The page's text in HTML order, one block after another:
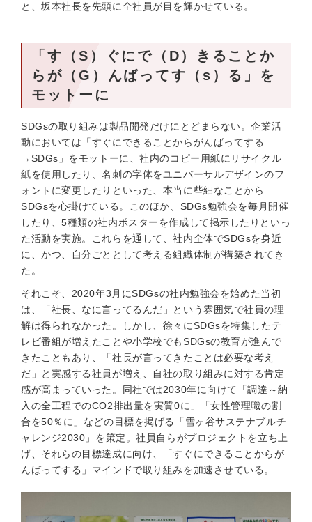
と、坂本社長を先頭に全社員が目を輝かせている。
「す（S）ぐにで（D）きることか
らが（G）んばってす（s）る」を
モットーに
SDGsの取り組みは製品開発だけにとどまらない。企業活
動においては「すぐにできることからがんばってする
→SDGs」をモットーに、社内のコピー用紙にリサイクル
紙を使用したり、名刺の字体をユニバーサルデザインのフ
ォントに変更したりといった、本当に些細なことから
SDGsを心掛けている。このほか、SDGs勉強会を毎月開催
したり、5種類の社内ポスターを作成して掲示したりといっ
た活動を実施。これらを通して、社内全体でSDGsを身近
に、かつ、自分ごととして考える組織体制が構築されてき
た。
それこそ、2020年3月にSDGsの社内勉強会を始めた当初
は、「社長、なに言ってるんだ」という雰囲気で社員の理
解は得られなかった。しかし、徐々にSDGsを特集したテ
レビ番組が増えたことや小学校でもSDGsの教育が進んで
きたこともあり、「社長が言ってきたことは必要な考え
だ」と実感する社員が増え、自社の取り組みに対する肯定
感が高まっていった。同社では2030年に向けて「調達～納
入の全工程でのCO2排出量を実質0に」「女性管理職の割
合を50％に」などの目標を掲げる「雪ヶ谷サステナブルチ
ャレンジ2030」を策定。社員自らがプロジェクトを立ち上
げ、それらの目標達成に向け、「すぐにできることからが
んばってする」マインドで取り組みを加速させている。